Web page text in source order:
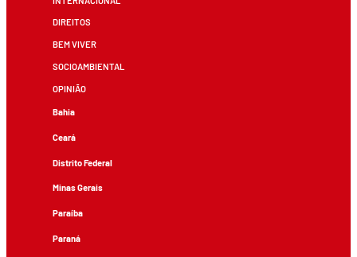
DIREITOS
BEM VIVER
SOCIOAMBIENTAL
OPINIÃO
Bahia
Ceará
Distrito Federal
Minas Gerais
Paraíba
Paraná